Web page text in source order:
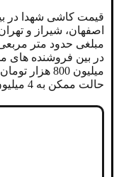
قیمت کاشی شهدا در
اصفهان، شیراز و
میلیون 800
حالت ممکن به 4 میلیون و 800 هزار تومان می رسد.